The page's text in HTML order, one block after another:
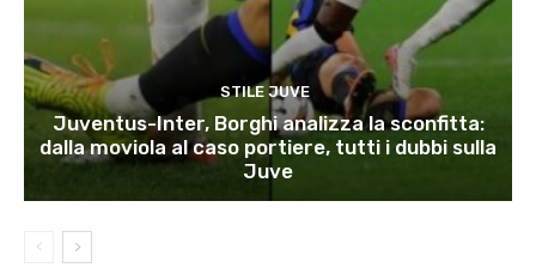
STILE JUVE
Juventus-Inter, Borghi analizza la sconfitta:
dalla moviola al caso portiere, tutti i dubbi sulla
Juve